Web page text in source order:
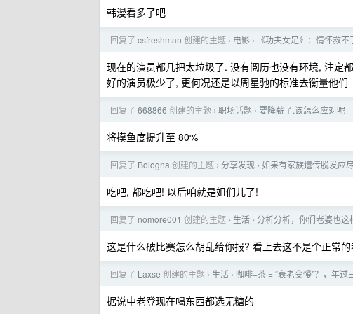
韩漫看多了吧
回复了 csfreshman 创建的主题 › 电影 › 《功夫女足》：情怀救
现在的演员都几把太垃圾了. 没有阅历也没有环境, 注定
好的演员极少了, 更何况还是以周星驰的标准去衡量他们
回复了 668866 创建的主题 › 职场话题 › 要降薪了.该怎么应对呢
将摸鱼度提升至 80%
回复了 Bologna 创建的主题 › 分享发现 › 如果有家族遗传脱发应
吃吧, 都吃吧! 以后咱就是姐们儿了!
回复了 nomore001 创建的主题 › 生活 › 分析分析，你们老婆也这
这是什么破比赛怎么胡乱给你报? 看上去这不是个正常
回复了 Laxse 创建的主题 › 生活 › 咖啡+茶 = “衰老变慢”？，年过
据说中老登现在喝东西都选无糖的